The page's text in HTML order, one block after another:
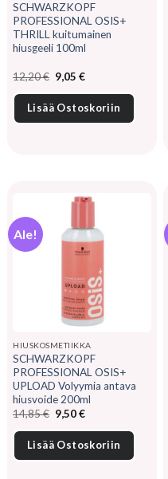
SCHWARZKOPF
PROFESSIONAL OSIS+
THRILL kuitumainen
hiusgeeli 100ml
12,20€ Alkuperäinen
hinta
oli:
12,20 €.
9,05€Nykyinen
on:
9,05 €.
Lisää Ostoskoriin
Ale!
HIUSKOSMETIIKKA
SCHWARZKOPF
PROFESSIONAL OSIS+
UPLOAD Volyymia antava
hiusvoide 200ml
14,85€ Alkuperäinen
hinta
oli:
14,85 €.
9,50€Nykyinen
on:
9,50 €.
Lisää Ostoskoriin